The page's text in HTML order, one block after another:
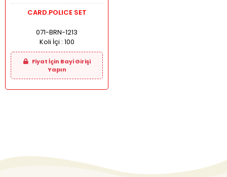
CARD.POLICE SET
071-BRN-1213
Koli İçi : 100
Fiyat İçin Bayi Girişi
Yapın